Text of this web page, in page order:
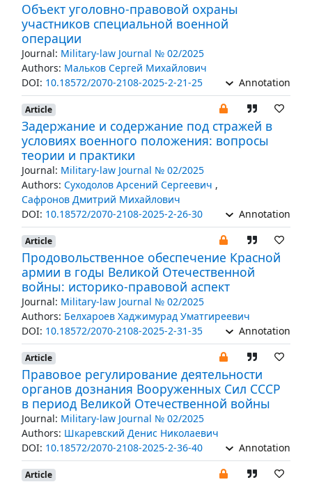
Объект уголовно-правовой охраны
участников специальной военной
операции
Journal: Military-law Journal № 02/2025
Authors: Мальков Сергей Михайлович
DOI: 10.18572/2070-2108-2025-2-21-25 Annotation
Article
Задержание и содержание под стражей в
условиях военного положения: вопросы
теории и практики
Journal: Military-law Journal № 02/2025
Authors: Суходолов Арсений Сергеевич ,
Сафронов Дмитрий Михайлович
DOI: 10.18572/2070-2108-2025-2-26-30 Annotation
Article
Продовольственное обеспечение Красной
армии в годы Великой Отечественной
войны: историко-правовой аспект
Journal: Military-law Journal № 02/2025
Authors: Белхароев Хаджимурад Уматгиреевич
DOI: 10.18572/2070-2108-2025-2-31-35 Annotation
Article
Правовое регулирование деятельности
органов дознания Вооруженных Сил СССР
в период Великой Отечественной войны
Journal: Military-law Journal № 02/2025
Authors: Шкаревский Денис Николаевич
DOI: 10.18572/2070-2108-2025-2-36-40 Annotation
Article